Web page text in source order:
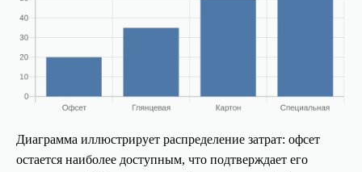
Диаграмма иллюстрирует распределение затрат: офсет
остается наиболее доступным, что подтверждает его